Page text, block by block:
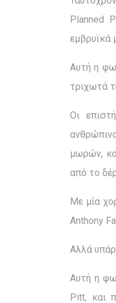
Planned
εμβρυϊκά
Αυτή η
τριχωτά
Οι
μωρών,
από το
Με μία
Anthony
Αλλά
Αυτή η
Pitt, και